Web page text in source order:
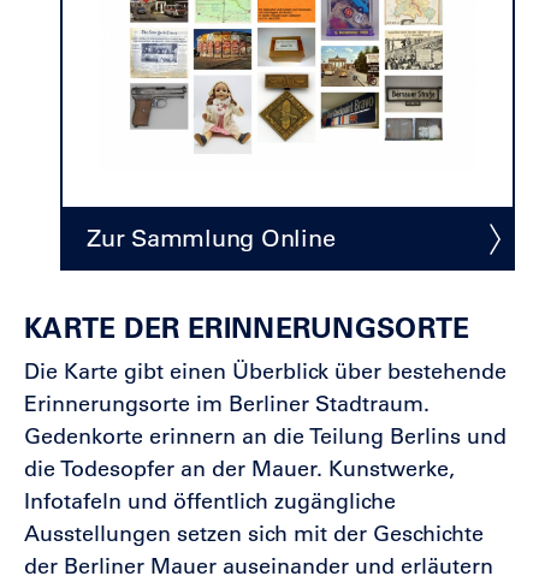
Zur Sammlung Online
KARTE DER ERINNERUNGSORTE
Die Karte gibt einen Überblick über bestehende
Erinnerungsorte im Berliner Stadtraum.
Gedenkorte erinnern an die Teilung Berlins und
die Todesopfer an der Mauer. Kunstwerke,
Infotafeln und öffentlich zugängliche
Ausstellungen setzen sich mit der Geschichte
der Berliner Mauer auseinander und erläutern